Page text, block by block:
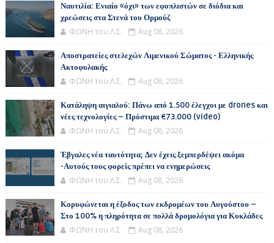
Ναυτιλία: Ενιαίο «όχι» των εφοπλιστών σε διόδια και
χρεώσεις στα Στενά του Ορμούζ
ΦΩΝΗ του Λ.Σ. Aug 08, 2026
Αποστρατείες στελεχών Λιμενικού Σώματος - Ελληνικής
Ακτοφυλακής
ΦΩΝΗ του Λ.Σ. Aug 08, 2026
Κατάληψη αιγιαλού: Πάνω από 1.500 έλεγχοι με drones και
νέες τεχνολογίες – Πρόστιμα €73.000 (video)
ΦΩΝΗ του Λ.Σ. Aug 08, 2026
Έβγαλες νέα ταυτότητα; Δεν έχεις ξεμπερδέψει ακόμα
-Αυτούς τους φορείς πρέπει να ενημερώσεις
ΦΩΝΗ του Λ.Σ. Aug 08, 2026
Κορυφώνεται η έξοδος των εκδρομέων του Αυγούστου –
Στο 100% η πληρότητα σε πολλά δρομολόγια για Κυκλάδες
ΦΩΝΗ του Λ.Σ. Aug 08, 2026